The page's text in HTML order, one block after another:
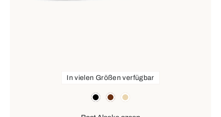
schwarzbraunbeige
In vielen Größen verfügbar